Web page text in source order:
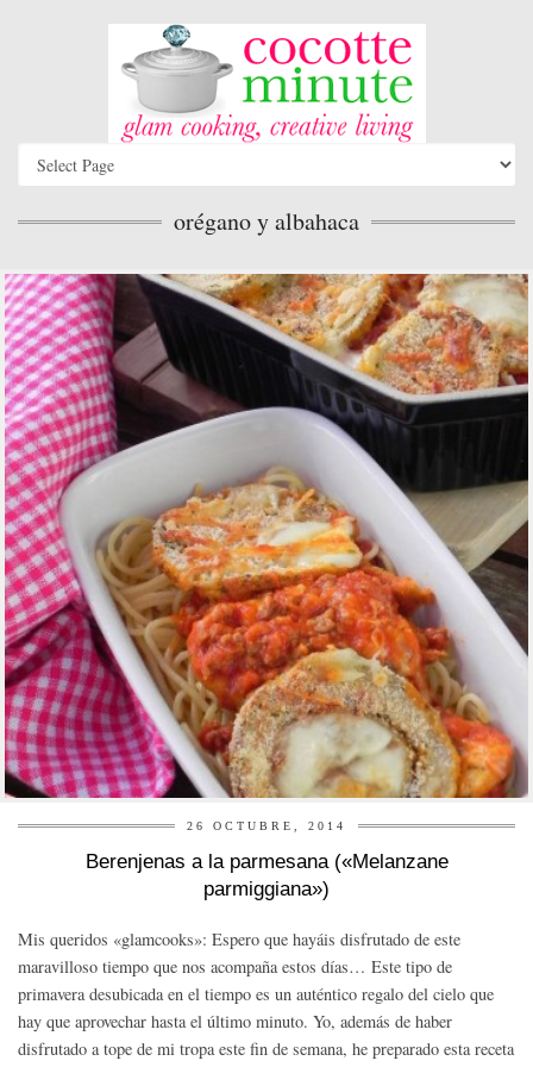
orégano y albahaca
26 OCTUBRE, 2014
Berenjenas a la parmesana («Melanzane
parmiggiana»)
Mis queridos «glamcooks»: Espero que hayáis disfrutado de este
maravilloso tiempo que nos acompaña estos días… Este tipo de
primavera desubicada en el tiempo es un auténtico regalo del cielo que
hay que aprovechar hasta el último minuto. Yo, además de haber
disfrutado a tope de mi tropa este fin de semana, he preparado esta receta